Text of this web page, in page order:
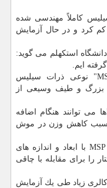
كاملاً مهندسی شده
كرد و در حال آزمایش
استكهلم می گوید:
ایم.
ذرات متخلخل سیلیس معروف به "MSP" نوعی ذرات سیلیس
بزرگ و طیف وسیعی از
تحقیقات قبلی نشان داده است كه MSPها می توانند هنگام اضافه
سبب كاهش وزن در موش
این مطالعه جدید برای تعیین چندین نوع MSP با ابعاد و اندازه های
را برای مقابله با چاقی
زیاد طی یك آزمایش